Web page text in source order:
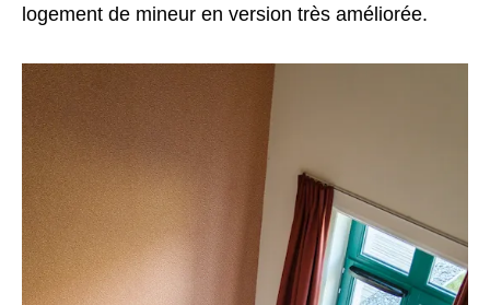
logement de mineur en version très améliorée.